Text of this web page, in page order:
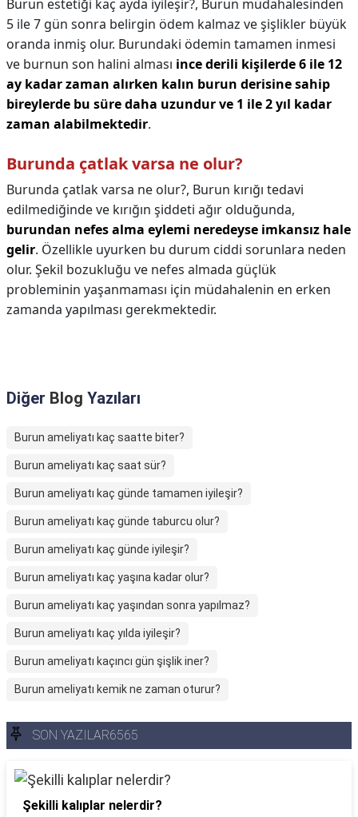
Burun estetiği kaç ayda iyileşir?, Burun müdahalesinden
5 ile 7 gün sonra belirgin ödem kalmaz ve şişlikler büyük
oranda inmiş olur. Burundaki ödemin tamamen inmesi
ve burnun son halini alması ince derili kişilerde 6 ile 12
ay kadar zaman alırken kalın burun derisine sahip
bireylerde bu süre daha uzundur ve 1 ile 2 yıl kadar
zaman alabilmektedir.
Burunda çatlak varsa ne olur?
Burunda çatlak varsa ne olur?, Burun kırığı tedavi
edilmediğinde ve kırığın şiddeti ağır olduğunda,
burundan nefes alma eylemi neredeyse imkansız hale
gelir. Özellikle uyurken bu durum ciddi sorunlara neden
olur. Şekil bozukluğu ve nefes almada güçlük
probleminin yaşanmaması için müdahalenin en erken
zamanda yapılması gerekmektedir.
Diğer Blog Yazıları
Burun ameliyatı kaç saatte biter?
Burun ameliyatı kaç saat sür?
Burun ameliyatı kaç günde tamamen iyileşir?
Burun ameliyatı kaç günde taburcu olur?
Burun ameliyatı kaç günde iyileşir?
Burun ameliyatı kaç yaşına kadar olur?
Burun ameliyatı kaç yaşından sonra yapılmaz?
Burun ameliyatı kaç yılda iyileşir?
Burun ameliyatı kaçıncı gün şişlik iner?
Burun ameliyatı kemik ne zaman oturur?
SON YAZILAR6565
Şekilli kalıplar nelerdir?